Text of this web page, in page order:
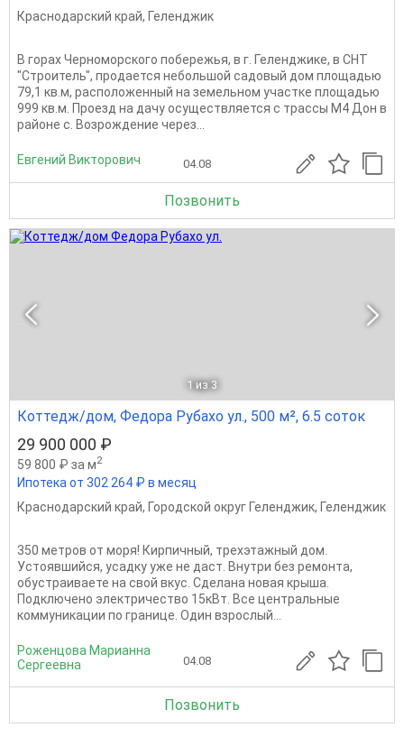
Краснодарский край, Геленджик
В горах Черноморского побережья, в г. Геленджике, в СНТ
"Строитель", продается небольшой садовый дом площадью
79,1 кв.м, расположенный на земельном участке площадью
999 кв.м. Проезд на дачу осуществляется с трассы М4 Дон в
районе с. Возрождение через...
Евгений Викторович 04.08
Позвонить
1 из 3
Коттедж/дом, Федора Рубахо ул., 500 м², 6.5 соток
29 900 000 ₽
59 800 ₽ за м2
Ипотека от 302 264 ₽ в месяц
Краснодарский край, Городской округ Геленджик, Геленджик
350 метров от моря! Кирпичный, трехэтажный дом.
Устоявшийся, усадку уже не даст. Внутри без ремонта,
обустраиваете на свой вкус. Сделана новая крыша.
Подключено электричество 15кВт. Все центральные
коммуникации по границе. Один взрослый...
Роженцова Марианна
Сергеевна
04.08
Позвонить